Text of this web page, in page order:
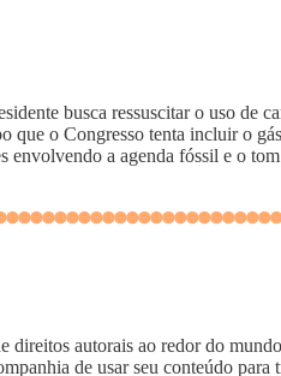
busca ressuscitar o uso de
que o Congresso tenta incluir o
a agenda fóssil e o
direitos autorais ao redor do
de usar seu conteúdo